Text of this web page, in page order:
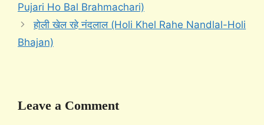
Pujari Ho Bal Brahmachari)
होली खेल रहे नंदलाल (Holi Khel Rahe Nandlal-Holi
Bhajan)
Leave a Comment